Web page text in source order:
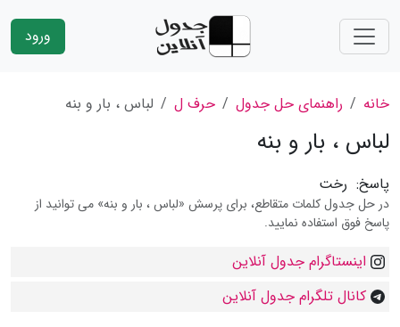
ورود
خانه راهنمای حل جدول حرف ل لباس ، بار و بنه
لباس ، بار و بنه
پاسخ: رخت
در حل جدول کلمات متقاطع، برای پرسش «لباس ، بار و بنه» می توانید از
پاسخ فوق استفاده نمایید.
اینستاگرام جدول آنلاین
کانال تلگرام جدول آنلاین